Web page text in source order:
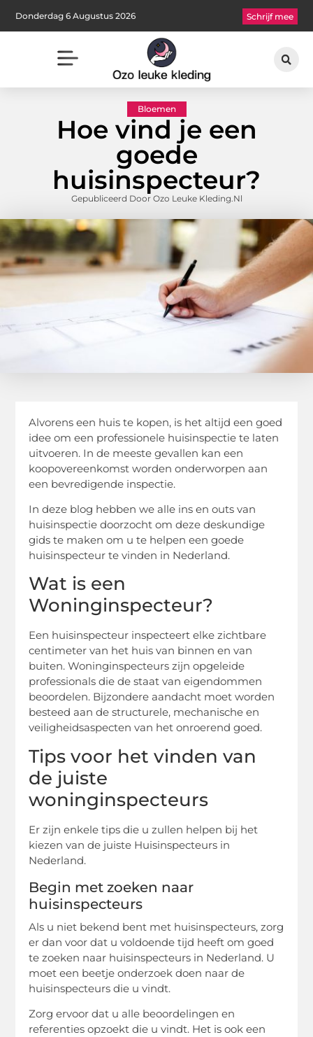
Donderdag 6 Augustus 2026 Schrijf mee
Bloemen
Hoe vind je een
goede
huisinspecteur?
Gepubliceerd Door Ozo Leuke Kleding.nl
Alvorens een huis te kopen, is het altijd een goed
idee om een professionele huisinspectie te laten
uitvoeren. In de meeste gevallen kan een
koopovereenkomst worden onderworpen aan
een bevredigende inspectie.
In deze blog hebben we alle ins en outs van
huisinspectie doorzocht om deze deskundige
gids te maken om u te helpen een goede
huisinspecteur te vinden in Nederland.
Wat is een
Woninginspecteur?
Een huisinspecteur inspecteert elke zichtbare
centimeter van het huis van binnen en van
buiten. Woninginspecteurs zijn opgeleide
professionals die de staat van eigendommen
beoordelen. Bijzondere aandacht moet worden
besteed aan de structurele, mechanische en
veiligheidsaspecten van het onroerend goed.
Tips voor het vinden van
de juiste
woninginspecteurs
Er zijn enkele tips die u zullen helpen bij het
kiezen van de juiste Huisinspecteurs in
Nederland.
Begin met zoeken naar
huisinspecteurs
Als u niet bekend bent met huisinspecteurs, zorg
er dan voor dat u voldoende tijd heeft om goed
te zoeken naar huisinspecteurs in Nederland. U
moet een beetje onderzoek doen naar de
huisinspecteurs die u vindt.
Zorg ervoor dat u alle beoordelingen en
referenties opzoekt die u vindt. Het is ook een